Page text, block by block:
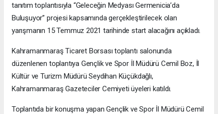
tanıtım toplantısıyla “Geleceğin Medyası Germenicia’da
Buluşuyor” projesi kapsamında gerçekleştirilecek olan
yarışmanın 15 Temmuz 2021 tarihinde start alacağını açıkladı.
Kahramanmaraş Ticaret Borsası toplantı salonunda
düzenlenen toplantıya Gençlik ve Spor İl Müdürü Cemil Boz, İl
Kültür ve Turizm Müdürü Seydihan Küçükdağlı,
Kahramanmaraş Gazeteciler Cemiyeti üyeleri katıldı.
Toplantıda bir konuşma yapan Gençlik ve Spor İl Müdürü Cemil